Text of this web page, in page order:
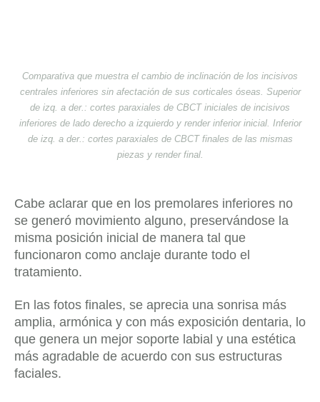
Comparativa que muestra el cambio de inclinación de los incisivos
centrales inferiores sin afectación de sus corticales óseas. Superior
de izq. a der.: cortes paraxiales de CBCT iniciales de incisivos
inferiores de lado derecho a izquierdo y render inferior inicial. Inferior
de izq. a der.: cortes paraxiales de CBCT finales de las mismas
piezas y render final.
Cabe aclarar que en los premolares inferiores no
se generó movimiento alguno, preservándose la
misma posición inicial de manera tal que
funcionaron como anclaje durante todo el
tratamiento.
En las fotos finales, se aprecia una sonrisa más
amplia, armónica y con más exposición dentaria, lo
que genera un mejor soporte labial y una estética
más agradable de acuerdo con sus estructuras
faciales.